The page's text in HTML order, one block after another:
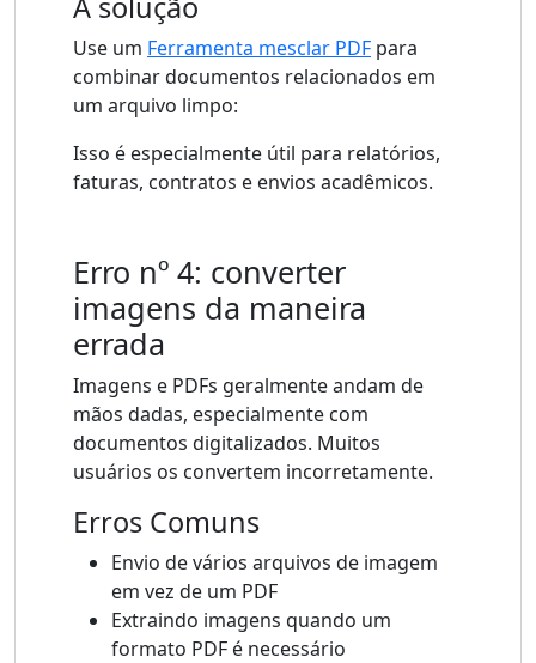
Use um Ferramenta mesclar PDF para
combinar documentos relacionados em
um arquivo limpo:
Isso é especialmente útil para relatórios,
faturas, contratos e envios acadêmicos.
Erro nº 4: converter
imagens da maneira
errada
Imagens e PDFs geralmente andam de
mãos dadas, especialmente com
documentos digitalizados. Muitos
usuários os convertem incorretamente.
Erros Comuns
Envio de vários arquivos de imagem
em vez de um PDF
Extraindo imagens quando um
formato PDF é necessário